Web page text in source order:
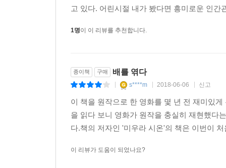
현실적이고 미묘한 심리 묘사는 작가 특유의 재
자기만의 최선을 다하는 사람이라는 걸 알려주는
“저는 니시오카 씨가 다른 부서로 이동되는 것 정
되도록 눈을 깜박이지 않고 컴퓨터 화면을 응시
동정이거나 마음에도 없는 위로라고 받아들였을
고 있다. 어린시절 내가 봤다면 흥미로운 인
1명이 이 리뷰를 추천합니다.
종이책 구매 배를 엮다
s****m 2018-06-06 신고
이 책을 원작으로 한 영화를 몇 년 전 재미있
을 읽다 보니 영화가 원작을 충실히 재현했다
다.책의 저자인 '미우라 시온'의 책은 이번이
이 리뷰가 도움이 되었나요?